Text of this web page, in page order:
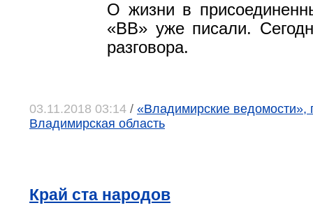
О жизни в
«ВВ» уже писали.
разговора.
03.11.2018 03:14 / «Владимирские ведомости»,
Владимирская область
Край ста народов